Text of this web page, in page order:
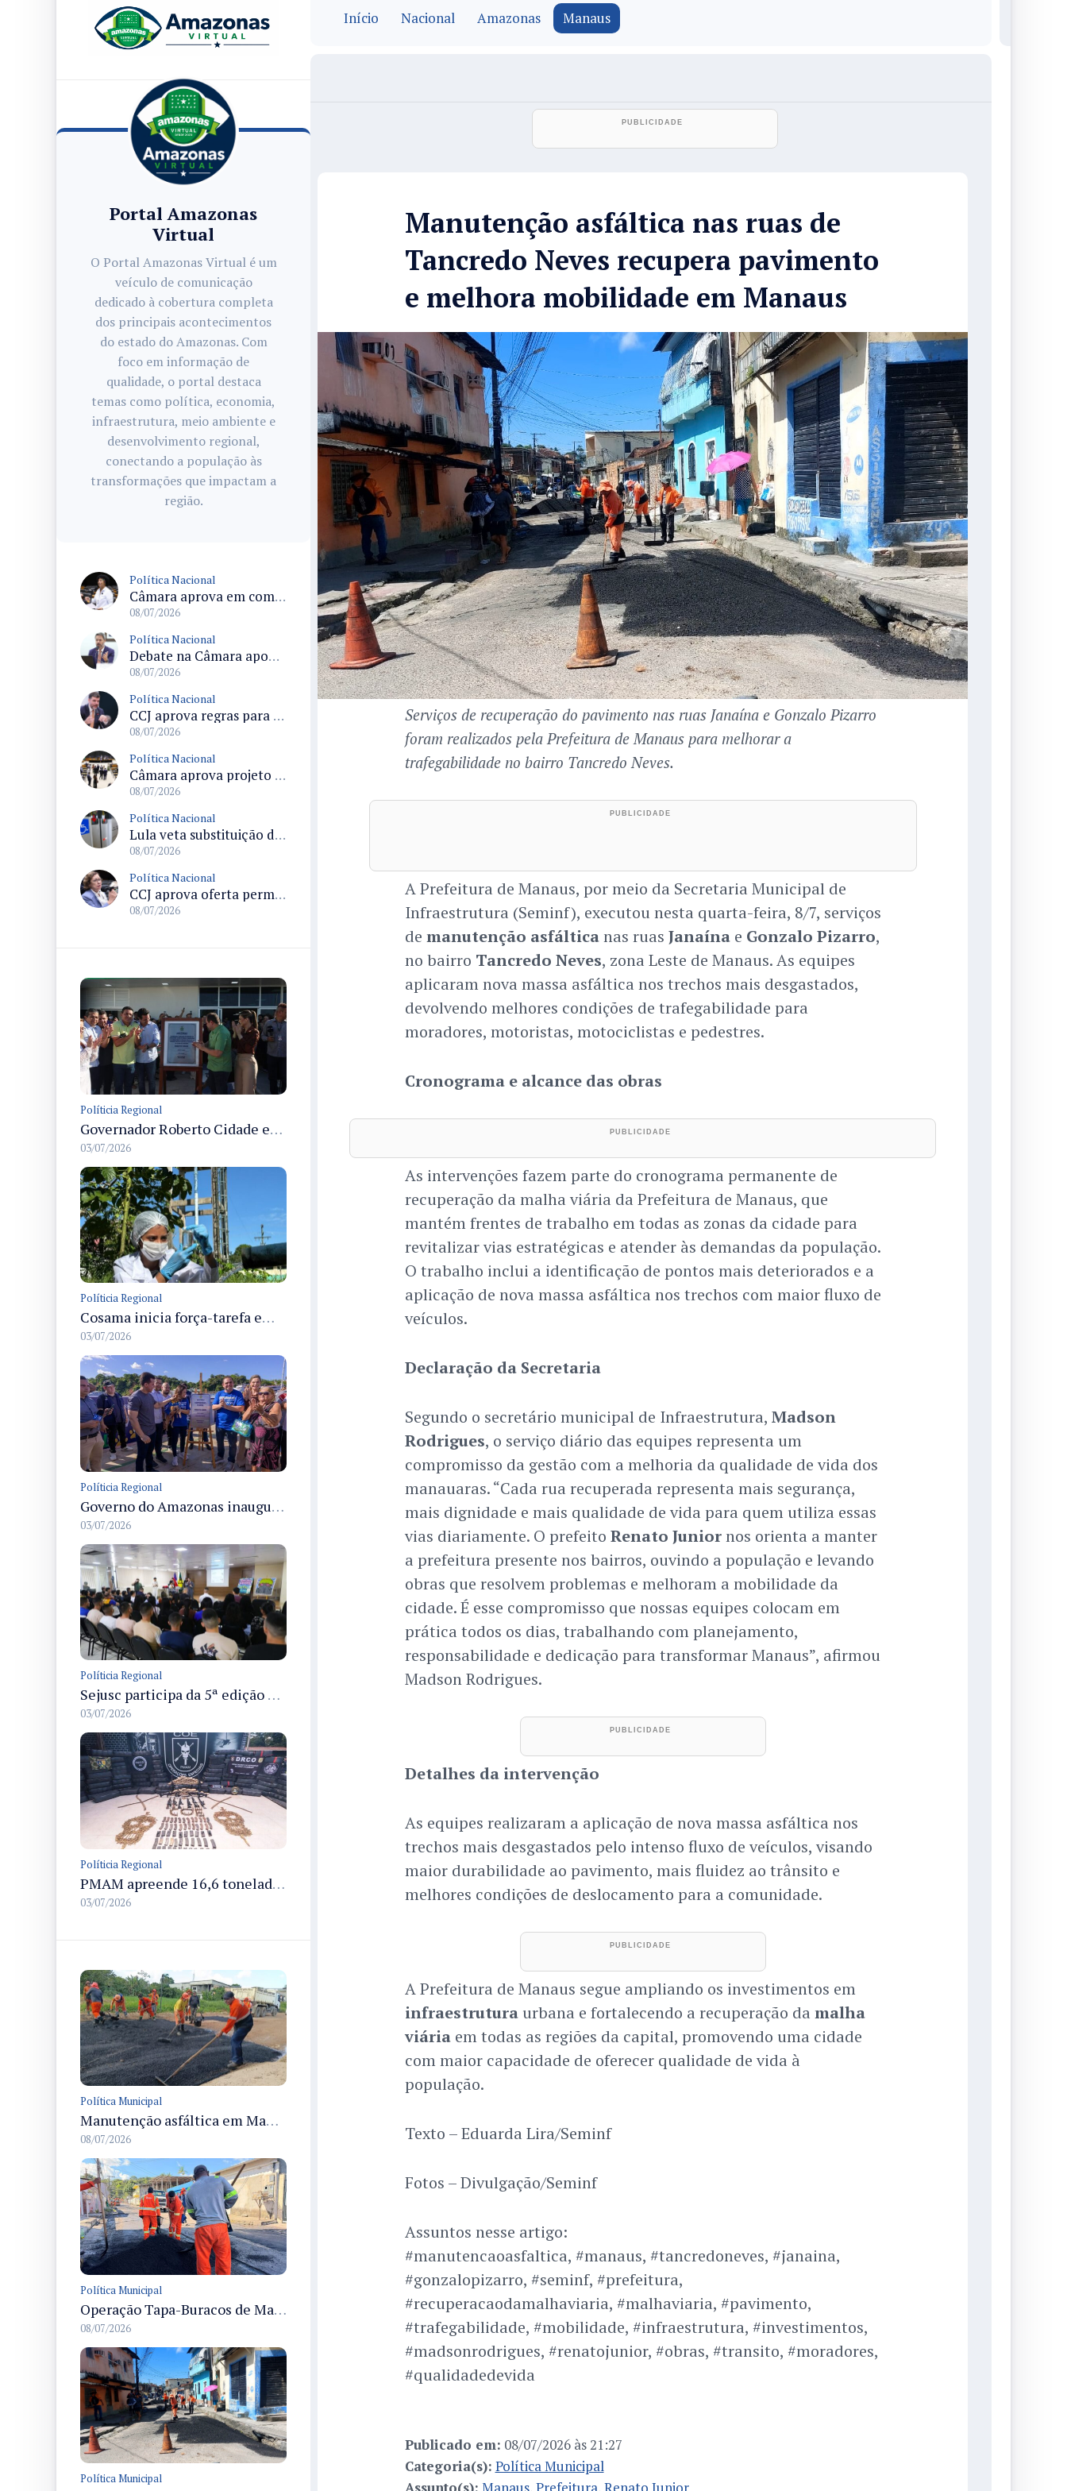
Portal Amazonas
Virtual
O Portal Amazonas Virtual é um
veículo de comunicação
dedicado à cobertura completa
dos principais acontecimentos
do estado do Amazonas. Com
foco em informação de
qualidade, o portal destaca
temas como política, economia,
infraestrutura, meio ambiente e
desenvolvimento regional,
conectando a população às
transformações que impactam a
região.
Política Nacional
Câmara aprova em comissão texto que permite ampliar reserva de moradias para pessoas com deficiência conforme demanda
08/07/2026
Política Nacional
Debate na Câmara aponta riscos da exposição massiva de apostas esportivas e pede regras para publicidade
08/07/2026
Política Nacional
CCJ aprova regras para controle sanitário e comércio de produtos da agricultura familiar
08/07/2026
Política Nacional
Câmara aprova projeto que proíbe cobrança de tarifa mínima de consumo e muda regras do saneamento básico
08/07/2026
Política Nacional
Lula veta substituição do símbolo de acessibilidade proposto pela ONU e sanciona lei que amplia sinalização obrigatória
08/07/2026
Política Nacional
CCJ aprova oferta permanente de canais de atendimento a mulheres em situação de violência doméstica e altera Lei Maria da Penha
08/07/2026
Políticia Regional
Governador Roberto Cidade entrega readequação do ambulatório da FCecon e amplia capacidade de atendimento oncológico em Manaus
03/07/2026
Políticia Regional
Cosama inicia força-tarefa em Anamã para fortalecer abastecimento de água e segurança hídrica da população
03/07/2026
Políticia Regional
Governo do Amazonas inaugura primeiro Castramóvel Fluvial para atendimento veterinário às comunidades ribeirinhas e castração gratuita
03/07/2026
Políticia Regional
Sejusc participa da 5ª edição do Caminhos Literários com foco na cultura hip-hop nas unidades socioeducativas
03/07/2026
Políticia Regional
PMAM apreende 16,6 toneladas de entorpecentes e registra aumento nas prisões em flagrante e nas capturas de foragidos no primeiro semestre de 2026
03/07/2026
Política Municipal
Manutenção asfáltica em Manaus recupera rua Praia do Arpoador e melhora trafegabilidade no Tarumã
08/07/2026
Política Municipal
Operação Tapa-Buracos de Manaus recupera vias no bairro Flores e melhora a mobilidade urbana local
08/07/2026
Política Municipal
Início Nacional Amazonas Manaus
Manutenção asfáltica nas ruas de
Tancredo Neves recupera pavimento
e melhora mobilidade em Manaus
Serviços de recuperação do pavimento nas ruas Janaína e Gonzalo Pizarro
foram realizados pela Prefeitura de Manaus para melhorar a
trafegabilidade no bairro Tancredo Neves.
A Prefeitura de Manaus, por meio da Secretaria Municipal de
Infraestrutura (Seminf), executou nesta quarta-feira, 8/7, serviços
de manutenção asfálticanas ruas Janaínae Gonzalo Pizarro,
no bairro Tancredo Neves, zona Leste de Manaus. As equipes
aplicaram nova massa asfáltica nos trechos mais desgastados,
devolvendo melhores condições de trafegabilidade para
moradores, motoristas, motociclistas e pedestres.
Cronograma e alcance das obras
As intervenções fazem parte do cronograma permanente de
recuperação da malha viária da Prefeitura de Manaus, que
mantém frentes de trabalho em todas as zonas da cidade para
revitalizar vias estratégicas e atender às demandas da população.
O trabalho inclui a identificação de pontos mais deteriorados e a
aplicação de nova massa asfáltica nos trechos com maior fluxo de
veículos.
Declaração da Secretaria
Segundo o secretário municipal de Infraestrutura, Madson
Rodrigues, o serviço diário das equipes representa um
compromisso da gestão com a melhoria da qualidade de vida dos
manauaras. “Cada rua recuperada representa mais segurança,
mais dignidade e mais qualidade de vida para quem utiliza essas
vias diariamente. O prefeito Renato Juniornos orienta a manter
a prefeitura presente nos bairros, ouvindo a população e levando
obras que resolvem problemas e melhoram a mobilidade da
cidade. É esse compromisso que nossas equipes colocam em
prática todos os dias, trabalhando com planejamento,
responsabilidade e dedicação para transformar Manaus”, afirmou
Madson Rodrigues.
Detalhes da intervenção
As equipes realizaram a aplicação de nova massa asfáltica nos
trechos mais desgastados pelo intenso fluxo de veículos, visando
maior durabilidade ao pavimento, mais fluidez ao trânsito e
melhores condições de deslocamento para a comunidade.
A Prefeitura de Manaus segue ampliando os investimentos em
infraestruturaurbana e fortalecendo a recuperação da malha
viáriaem todas as regiões da capital, promovendo uma cidade
com maior capacidade de oferecer qualidade de vida à
população.
Texto – Eduarda Lira/Seminf
Fotos – Divulgação/Seminf
Assuntos nesse artigo:
#manutencaoasfaltica, #manaus, #tancredoneves, #janaina,
#gonzalopizarro, #seminf, #prefeitura,
#recuperacaodamalhaviaria, #malhaviaria, #pavimento,
#trafegabilidade, #mobilidade, #infraestrutura, #investimentos,
#madsonrodrigues, #renatojunior, #obras, #transito, #moradores,
#qualidadedevida
Publicado em: 08/07/2026 às 21:27
Categoria(s): Política Municipal
Assunto(s): Manaus, Prefeitura Renato Junior